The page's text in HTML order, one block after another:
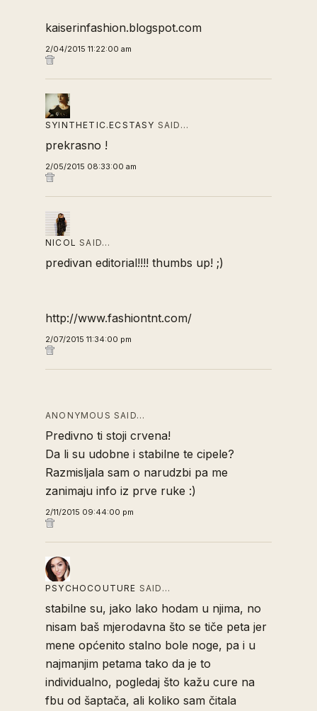
kaiserinfashion.blogspot.com
2/04/2015 11:22:00 am
SYINTHETIC.ECSTASY SAID…
prekrasno !
2/05/2015 08:33:00 am
NICOL SAID…
predivan editorial!!!! thumbs up! ;)
http://www.fashiontnt.com/
2/07/2015 11:34:00 pm
ANONYMOUS SAID…
Predivno ti stoji crvena!
Da li su udobne i stabilne te cipele?
Razmisljala sam o narudzbi pa me
zanimaju info iz prve ruke :)
2/11/2015 09:44:00 pm
PSYCHOCOUTURE SAID…
stabilne su, jako lako hodam u njima, no
nisam baš mjerodavna što se tiče peta jer
mene općenito stalno bole noge, pa i u
najmanjim petama tako da je to
individualno, pogledaj što kažu cure na
fbu od šaptača, ali koliko sam čitala